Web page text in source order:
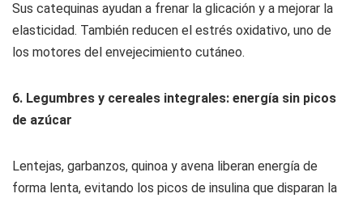
Sus catequinas ayudan a frenar la glicación y a mejorar la
elasticidad. También reducen el estrés oxidativo, uno de
los motores del envejecimiento cutáneo.
6. Legumbres y cereales integrales: energía sin picos
de azúcar
Lentejas, garbanzos, quinoa y avena liberan energía de
forma lenta, evitando los picos de insulina que disparan la